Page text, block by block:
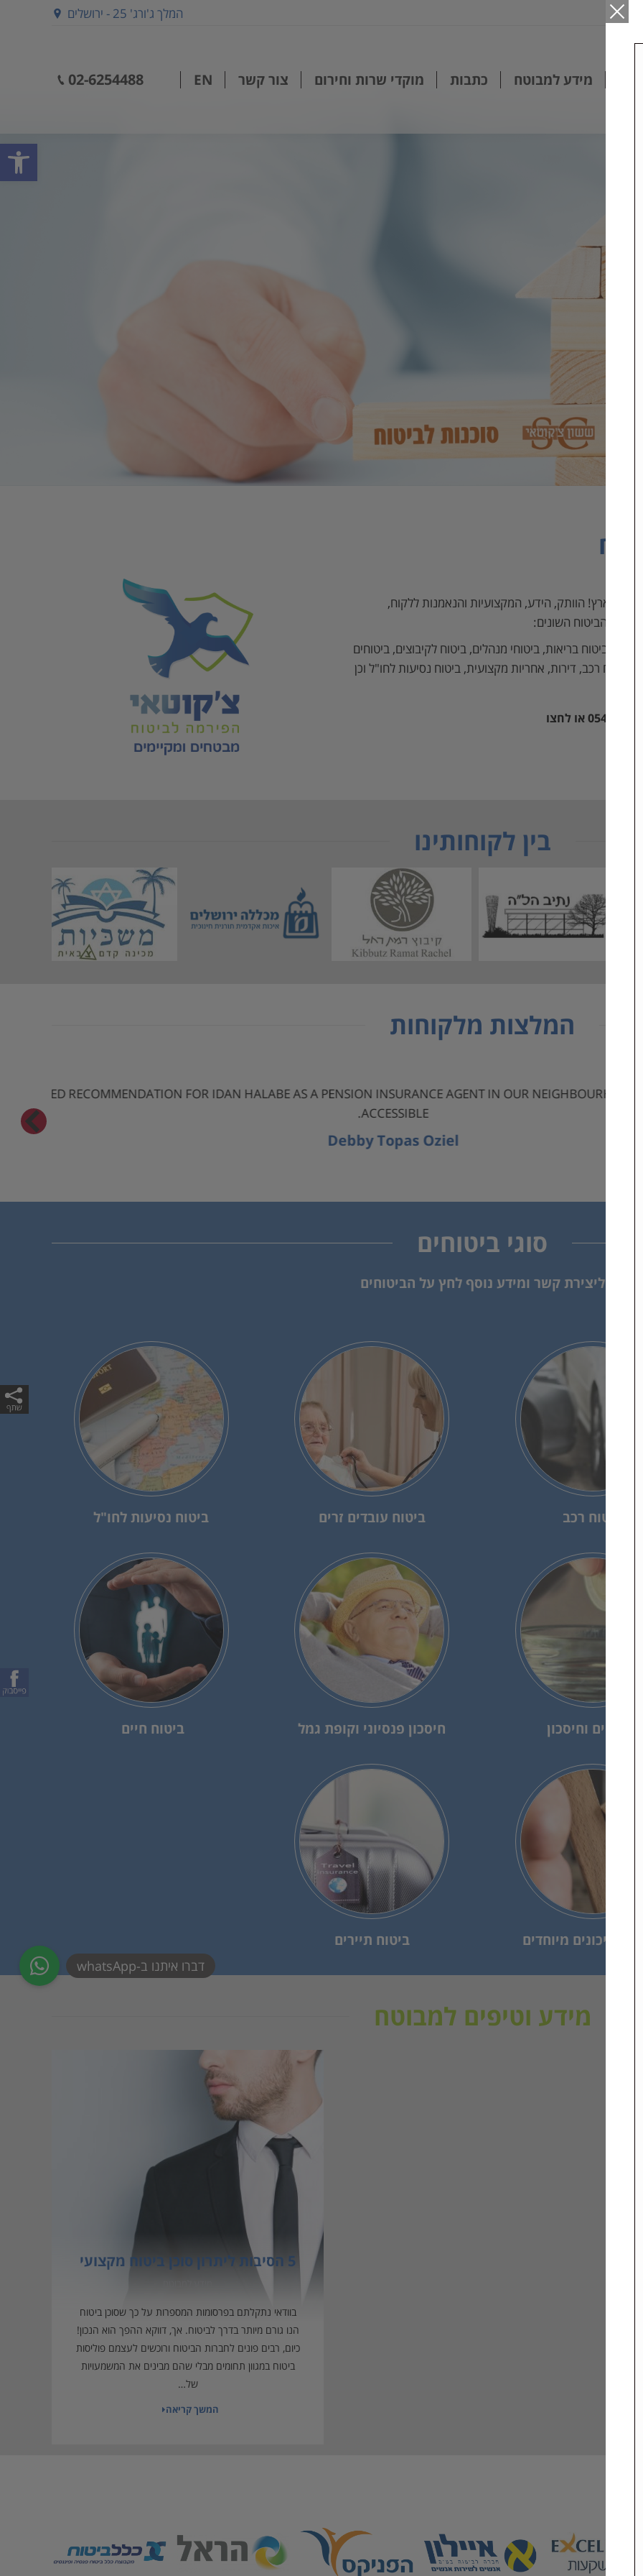
פתח
המלך ג'ורג' 25 - ירושלים
מידע למבוטח כתבות מוקדי שרות וחירום צור קשר EN
02-6254488
ביותר בארץ! הוותק, הידע, המקצועיות והנאמנות ללקוח,
ענפי הביטוח השונים:
ביטוח בריאות, ביטוחי מנהלים, ביטוח לקיבוצים, ביטוחים
ביטוח רכב, דירות, אחריות מקצועית, ביטוח נסיעות לחו"ל וכן
בין לקוחותינו
המלצות מלקוחות
Debby Topas Oziel
UNSOLICITED RECOMMENDATION FOR IDAN HALABE AS A PENSION INSURANCE AGENT IN OUR
סוגי ביטוחים
ליצירת קשר ומידע נוסף לחץ על הביטוחים
ביטוח רכב ביטוח עובדים זרים ביטוח נסיעות לחו"ל
פיננסים וחיסכון חיסכון פנסיוני וקופת גמל ביטוח חיים
וסיכונים מיוחדים ביטוח תיירים
מידע וטיפים למבוטח
5 הסיבות ליתרון סוכן ביטוח מקצועי
בוודאי נתקלתם בפרסומות המספרות על כך שסוכן ביטוח
הנו גורם מיותר בדרך לביטוח. אך, דווקא ההפך הוא הנכון!
כיום, רבים פונים לחברות הביטוח ורוכשים לעצמם פוליסות
ביטוח במגוון תחומים מבלי שהם מבינים את המשמעויות
של…
המשך קריאה
דברו איתנו ב-whatsApp